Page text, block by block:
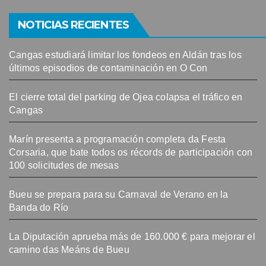
NOTICIAS RECIENTES
Cangas estudiará limitar los fondeos en Aldán tras los
últimos episodios de contaminación en O Con
El cierre total del parking de Ojea colapsa el tráfico en
Cangas
Marín presenta a programación completa da Festa
Corsaria, que bate todos os récords de participación con
100 solicitudes de mesas
Bueu se prepara para su Carnaval de Verano en la
Banda do Río
La Diputación aprueba más de 160.000 € para mejorar el
camino das Meáns de Bueu